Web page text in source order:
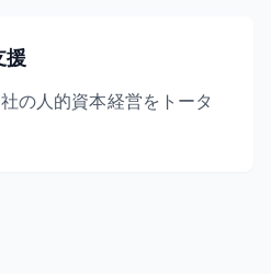
援
の人的資本経営をトータ